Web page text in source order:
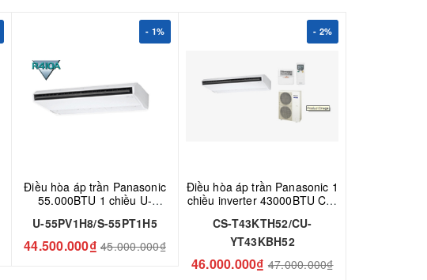
- 1%
Điều hòa áp trần Panasonic
55.000BTU 1 chiều U-
U-55PV1H8/S-55PT1H5
44.500.000₫ 45.000.000₫
- 2%
Điều hòa áp trần Panasonic 1
chiều inverter 43000BTU CS-
CS-T43KTH52/CU-
YT43KBH52
46.000.000₫ 47.000.000₫